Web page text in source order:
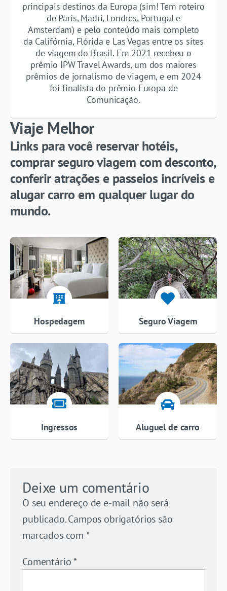
principais destinos da Europa (sim! Tem roteiro
de Paris, Madri, Londres, Portugal e
Amsterdam) e pelo conteúdo mais completo
da Califórnia, Flórida e Las Vegas entre os sites
de viagem do Brasil. Em 2021 recebeu o
prêmio IPW Travel Awards, um dos maiores
prêmios de jornalismo de viagem, e em 2024
foi finalista do prêmio Europa de
Comunicação.
Viaje Melhor
Links para você reservar hotéis,
comprar seguro viagem com desconto,
conferir atrações e passeios incríveis e
alugar carro em qualquer lugar do
mundo.
Hospedagem Seguro Viagem
Ingressos Aluguel de carro
Deixe um comentário
O seu endereço de e-mail não será
publicado. Campos obrigatórios são
marcados com *
Comentário*